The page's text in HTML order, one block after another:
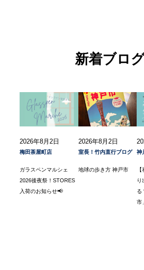
新着ブロ
2026年8月2日
梅田茶屋町店
ガラスペンマルシェ
2026後夜祭！STORES
入荷のお知らせ📢
2026年8月2日
室長！竹内直行ブログ
地球の歩き方 神戸市
神
り
る
市